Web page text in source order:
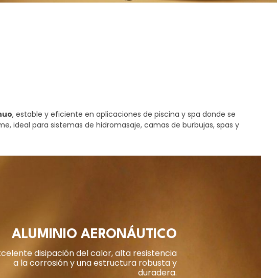
, estable y eficiente en aplicaciones de piscina y spa donde se
ideal para sistemas de hidromasaje, camas de burbujas, spas y
ALUMINIO AERONÁUTICO
disipación del calor, alta resistencia
a la corrosión y una estructura robusta y
duradera.